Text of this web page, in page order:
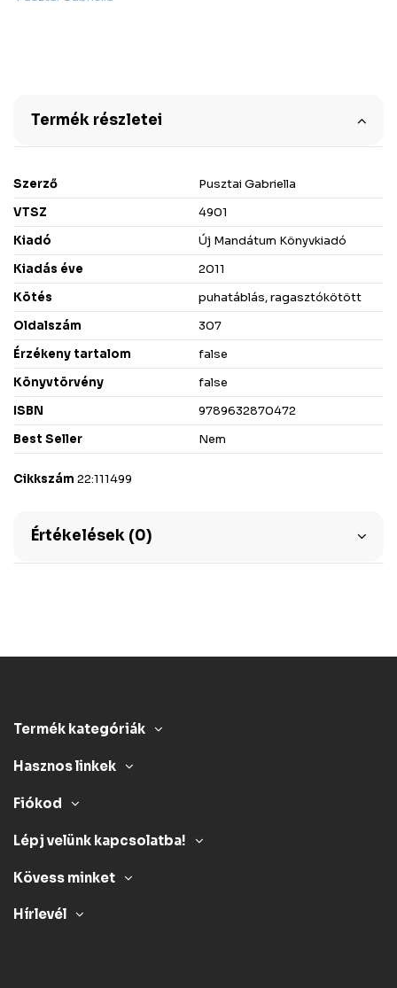
Termék részletei
Szerző
Pusztai Gabriella
VTSZ
4901
Kiadó
Új Mandátum Könyvkiadó
Kiadás éve
2011
Kötés
puhatáblás, ragasztókötött
Oldalszám
307
Érzékeny tartalom
false
Könyvtörvény
false
ISBN
9789632870472
Best Seller
Nem
Cikkszám 22:111499
Értékelések (0)
Termék kategóriák
Hasznos linkek
Fiókod
Lépj velünk kapcsolatba!
Kövess minket
Hírlevél